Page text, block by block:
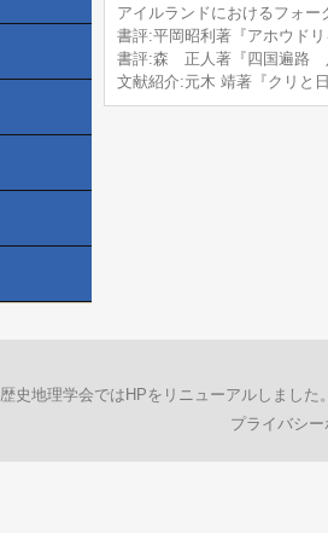
アイルランドにおけるフォ
書評:平岡昭利著『アホウ
書評:森 正人著『四国遍路
文献紹介:元木 靖著『クリと
歴史地理学会ではHPをリニューアルしました
プライバシ